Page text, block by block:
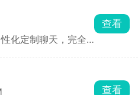
效果图，还能随便换
到好看的家具图片，
直接用到自己方案
案例能直接抄作业，
化定制聊天，完全
生成专属虚拟形象。
件也提供已经设定好
查看
查看